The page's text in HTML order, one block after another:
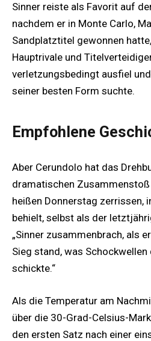
Sinner reiste als Favorit auf
nachdem er in Monte Carlo,
Sandplatztitel gewonnen
Hauptrivale und
verletzungsbedingt ausfiel
seiner besten Form suchte.
Empfohlene
Aber Cerundolo hat das
dramatischen Zusammenstoß
heißen Donnerstag zerrissen,
behielt, selbst als der
„Sinner zusammenbrach, als
Sieg stand, was
schickte.“
Als die Temperatur am
über die 30-Grad-Celsius-
den ersten Satz nach einer